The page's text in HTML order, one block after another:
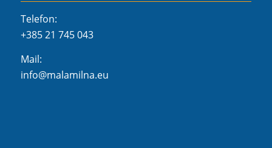
Telefon:
+385 21 745 043
Mail:
info@malamilna.eu